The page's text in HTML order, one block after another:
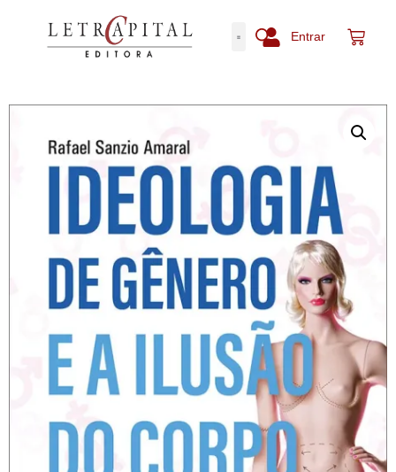
Entrar